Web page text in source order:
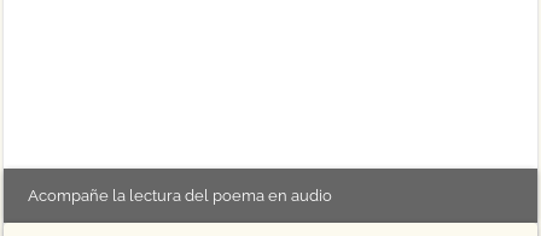
Acompañe la lectura del poema en audio